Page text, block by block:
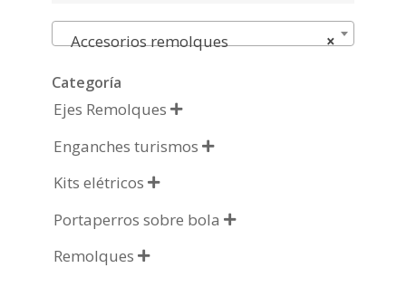
×
Accesorios remolques
Categoría
Ejes Remolques 
Enganches turismos 
Kits elétricos 
Portaperros sobre bola 
Remolques 